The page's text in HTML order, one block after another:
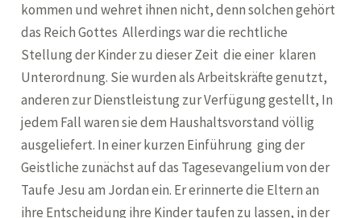
kommen und wehret ihnen nicht, denn solchen gehört
das Reich Gottes Allerdings war die rechtliche
Stellung der Kinder zu dieser Zeit die einer klaren
Unterordnung. Sie wurden als Arbeitskräfte genutzt,
anderen zur Dienstleistung zur Verfügung gestellt, In
jedem Fall waren sie dem Haushaltsvorstand völlig
ausgeliefert. In einer kurzen Einführung ging der
Geistliche zunächst auf das Tagesevangelium von der
Taufe Jesu am Jordan ein. Er erinnerte die Eltern an
ihre Entscheidung ihre Kinder taufen zu lassen, in der